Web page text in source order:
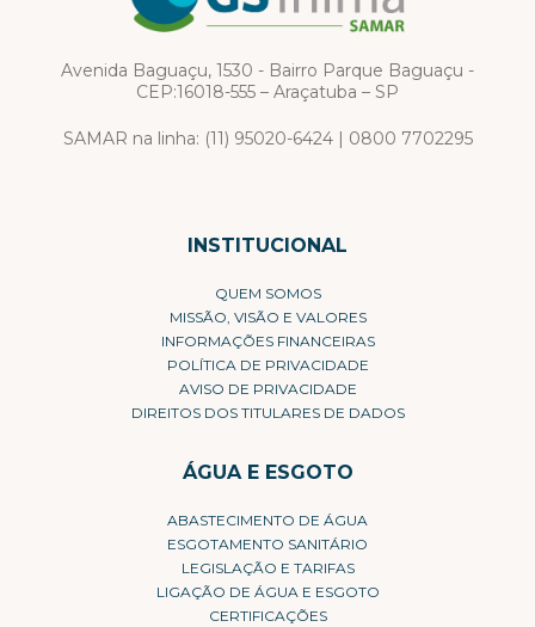
Avenida Baguaçu, 1530 - Bairro Parque Baguaçu -
CEP:16018-555 – Araçatuba – SP
SAMAR na linha: (11) 95020-6424| 0800 7702295
INSTITUCIONAL
QUEM SOMOS
MISSÃO, VISÃO E VALORES
INFORMAÇÕES FINANCEIRAS
POLÍTICA DE PRIVACIDADE
AVISO DE PRIVACIDADE
DIREITOS DOS TITULARES DE DADOS
ÁGUA E ESGOTO
ABASTECIMENTO DE ÁGUA
ESGOTAMENTO SANITÁRIO
LEGISLAÇÃO E TARIFAS
LIGAÇÃO DE ÁGUA E ESGOTO
CERTIFICAÇÕES